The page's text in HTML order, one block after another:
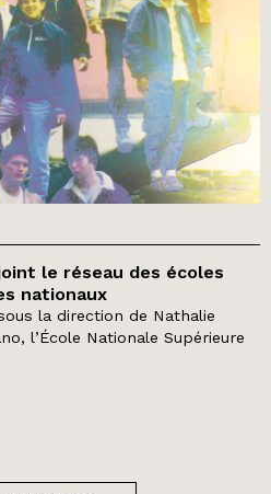
le réseau des écoles
nationaux
la direction de Nathalie
l’École Nationale Supérieure